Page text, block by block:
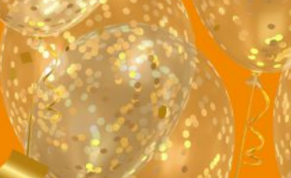
Be Fit Center
een proefles.
YES DAT WIL IK!